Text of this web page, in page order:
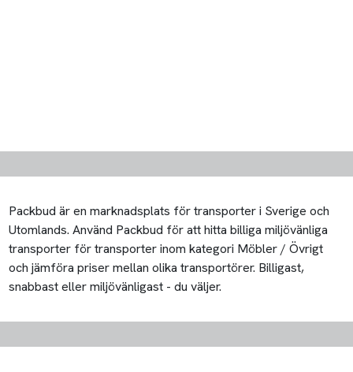
Packbud är en marknadsplats för transporter i Sverige och
Utomlands. Använd Packbud för att hitta billiga miljövänliga
transporter för transporter inom kategori Möbler / Övrigt
och jämföra priser mellan olika transportörer. Billigast,
snabbast eller miljövänligast - du väljer.